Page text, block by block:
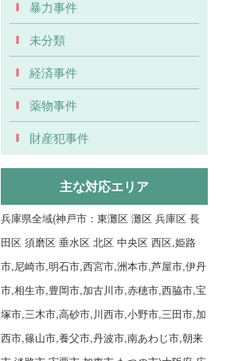
暴力事件
未分類
経済事件
薬物事件
財産犯事件
主な対応エリア
兵庫県全域(神戸市：東灘区 灘区 兵庫区 長
田区 須磨区 垂水区 北区 中央区 西区,姫路
市,尼崎市,明石市,西宮市,洲本市,芦屋市,伊丹
市,相生市,豊岡市,加古川市,赤穂市,西脇市,宝
塚市,三木市,高砂市,川西市,小野市,三田市,加
西市,篠山市,養父市,丹波市,南あわじ市,朝来